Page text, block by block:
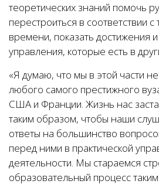
теоретических знаний помочь
перестроиться в соответствии
времени, показать достижения
управления, которые есть в
«Я думаю, что мы в этой части
любого самого престижного
США и Франции. Жизнь нас
таким образом, чтобы наши
ответы на большинство
перед ними в практической
деятельности. Мы стараемся
образовательный процесс